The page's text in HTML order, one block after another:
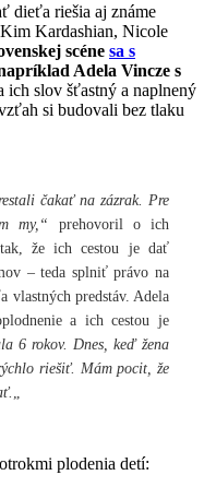
dieťa riešia aj známe
Kardashian, Nicole
scéne sa s
Adela Vincze s
slov šťastný a naplnený
si budovali bez tlaku
čakať na zázrak. Pre
my,“ prehovoril o ich
že ich cestou je dať
– teda splniť právo na
vlastných predstáv. Adela
a ich cestou je
6 rokov. Dnes, keď žena
riešiť. Mám pocit, že
plodenia detí: